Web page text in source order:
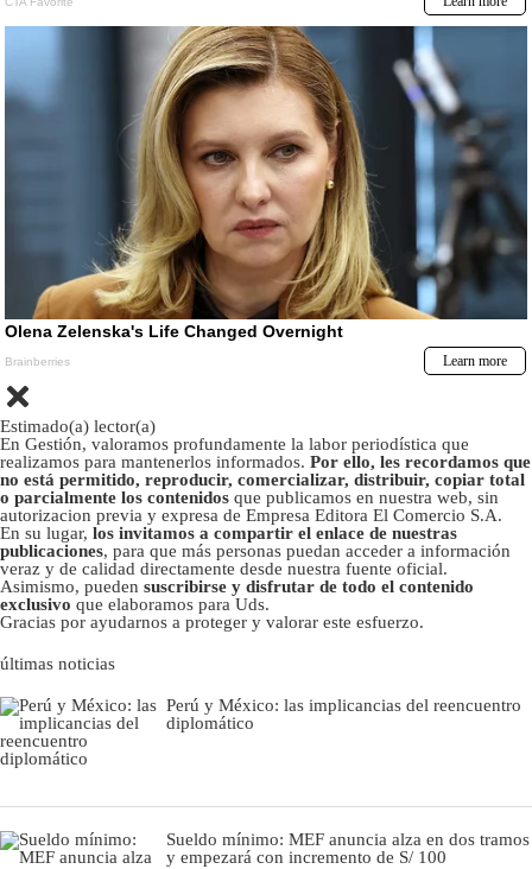
Estimado(a) lector(a)
En Gestión, valoramos profundamente la labor periodística que
realizamos para mantenerlos informados. Por ello, les recordamos que
no está permitido, reproducir, comercializar, distribuir, copiar total
o parcialmente los contenidos que publicamos en nuestra web, sin
autorizacion previa y expresa de Empresa Editora El Comercio S.A.
En su lugar, los invitamos a compartir el enlace de nuestras
publicaciones, para que más personas puedan acceder a información
veraz y de calidad directamente desde nuestra fuente oficial.
Asimismo, pueden suscribirse y disfrutar de todo el contenido
exclusivo que elaboramos para Uds.
Gracias por ayudarnos a proteger y valorar este esfuerzo.
últimas noticias
Perú y México: las implicancias del reencuentro
diplomático
Sueldo mínimo: MEF anuncia alza en dos tramos
y empezará con incremento de S/ 100